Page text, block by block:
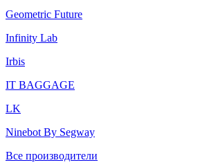
Geometric Future
Infinity Lab
Irbis
IT BAGGAGE
LK
Ninebot By Segway
Все производители